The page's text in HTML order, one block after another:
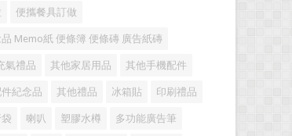
便攜餐具訂做
Memo紙 便條簿 便條磚 廣告紙磚
氣禮品 其他家居用品 其他手機配件
紀念品 其他禮品 冰箱貼 印刷禮品
喇叭 塑膠水樽 多功能廣告筆